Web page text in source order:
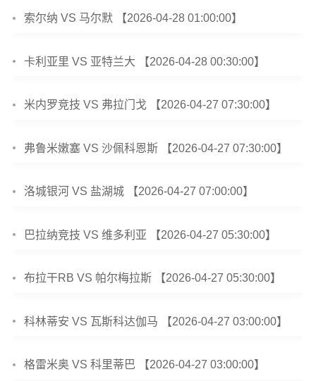
索尔纳 VS 马尔默 【2026-04-28 01:00:00】
卡利亚里 VS 亚特兰大 【2026-04-28 00:30:00】
米内罗竞技 VS 弗拉门戈 【2026-04-27 07:30:00】
弗鲁米嫩塞 VS 沙佩科恩斯 【2026-04-27 07:30:00】
洛城银河 VS 盐湖城 【2026-04-27 07:00:00】
巴拉纳竞技 VS 维多利亚 【2026-04-27 05:30:00】
布拉干RB VS 帕尔梅拉斯 【2026-04-27 05:30:00】
科林蒂安 VS 瓦斯科达伽马 【2026-04-27 03:00:00】
格雷米奥 VS 科里蒂巴 【2026-04-27 03:00:00】